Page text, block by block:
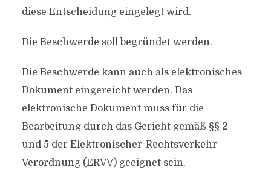
diese Entscheidung eingelegt wird.
Die Beschwerde soll begründet werden.
Die Beschwerde kann auch als elektronisches
Dokument eingereicht werden. Das
elektronische Dokument muss für die
Bearbeitung durch das Gericht gemäß §§ 2
und 5 der Elektronischer-Rechtsverkehr-
Verordnung (ERVV) geeignet sein.